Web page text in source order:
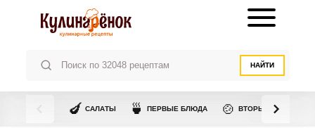
НАЙТИ
🍆 САЛАТЫ 🍵 ПЕРВЫЕ БЛЮДА 🍲 ВТОРЫЕ БЛЮДА